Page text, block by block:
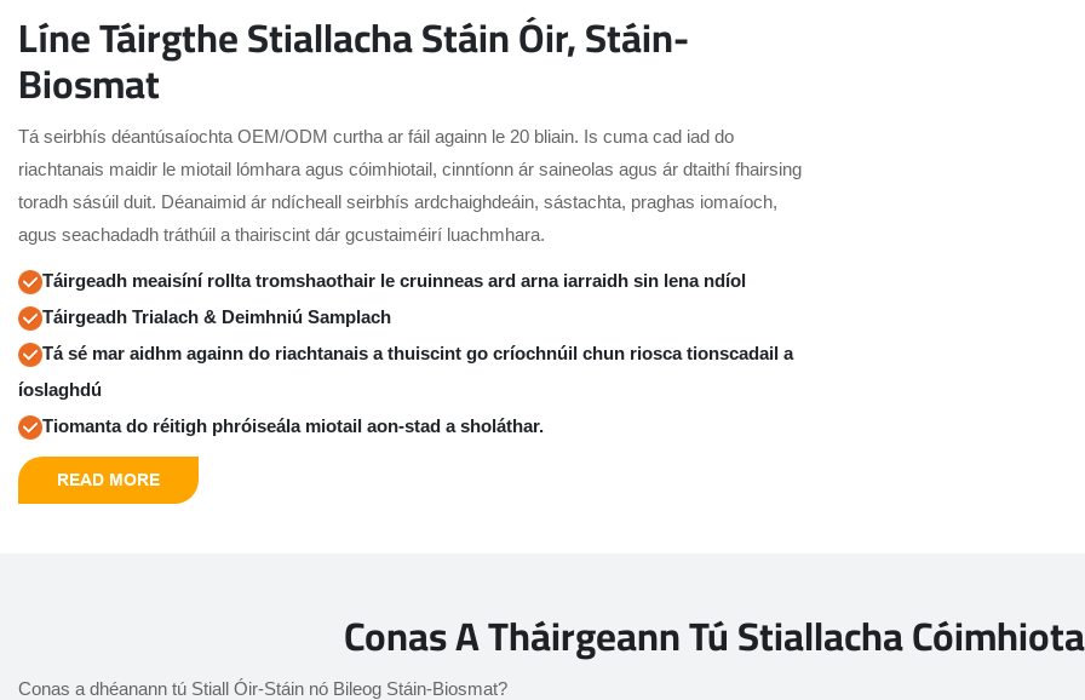
Líne Táirgthe Stiallacha Stáin Óir, Stáin-
Biosmat
Tá seirbhís déantúsaíochta OEM/ODM curtha ar fáil againn le 20 bliain. Is cuma cad iad do
riachtanais maidir le miotail lómhara agus cóimhiotail, cinntíonn ár saineolas agus ár dtaithí fhairsing
toradh sásúil duit. Déanaimid ár ndícheall seirbhís ardchaighdeáin, sástachta, praghas iomaíoch,
agus seachadadh tráthúil a thairiscint dár gcustaiméirí luachmhara.
Táirgeadh meaisíní rollta tromshaothair le cruinneas ard arna iarraidh sin lena ndíol
Táirgeadh Trialach & Deimhniú Samplach
Tá sé mar aidhm againn do riachtanais a thuiscint go críochnúil chun riosca tionscadail a
íoslaghdú
Tiomanta do réitigh phróiseála miotail aon-stad a sholáthar.
READ MORE
Conas A Tháirgeann Tú Stiallacha
Conas a dhéanann tú Stiall Óir-Stáin nó Bileog Stáin-Biosmat?